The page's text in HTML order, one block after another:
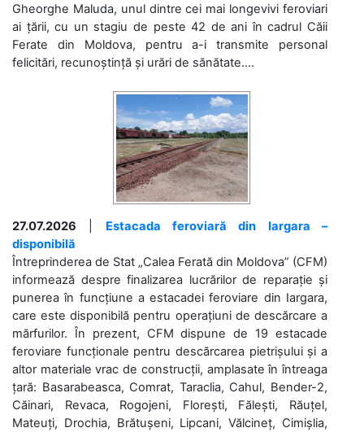
Gheorghe Maluda, unul dintre cei mai longevivi feroviari
ai țării, cu un stagiu de peste 42 de ani în cadrul Căii
Ferate din Moldova, pentru a-i transmite personal
felicitări, recunoștință și urări de sănătate....
27.07.2026
Estacada feroviară din Iargara –
disponibilă
Întreprinderea de Stat „Calea Ferată din Moldova” (CFM)
informează despre finalizarea lucrărilor de reparație și
punerea în funcțiune a estacadei feroviare din Iargara,
care este disponibilă pentru operațiuni de descărcare a
mărfurilor. În prezent, CFM dispune de 19 estacade
feroviare funcționale pentru descărcarea pietrișului și a
altor materiale vrac de construcții, amplasate în întreaga
țară: Basarabeasca, Comrat, Taraclia, Cahul, Bender-2,
Căinari, Revaca, Rogojeni, Florești, Fălești, Răuțel,
Mateuți, Drochia, Brătușeni, Lipcani, Vălcineț, Cimișlia,